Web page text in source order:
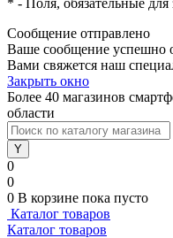
* - Поля, обязательные для
Сообщение отправлено
Ваше сообщение успешно
Вами свяжется наш
Закрыть окно
Более 40 магазинов
области
0
0
0 В корзине пока пусто
Каталог товаров
Каталог товаров